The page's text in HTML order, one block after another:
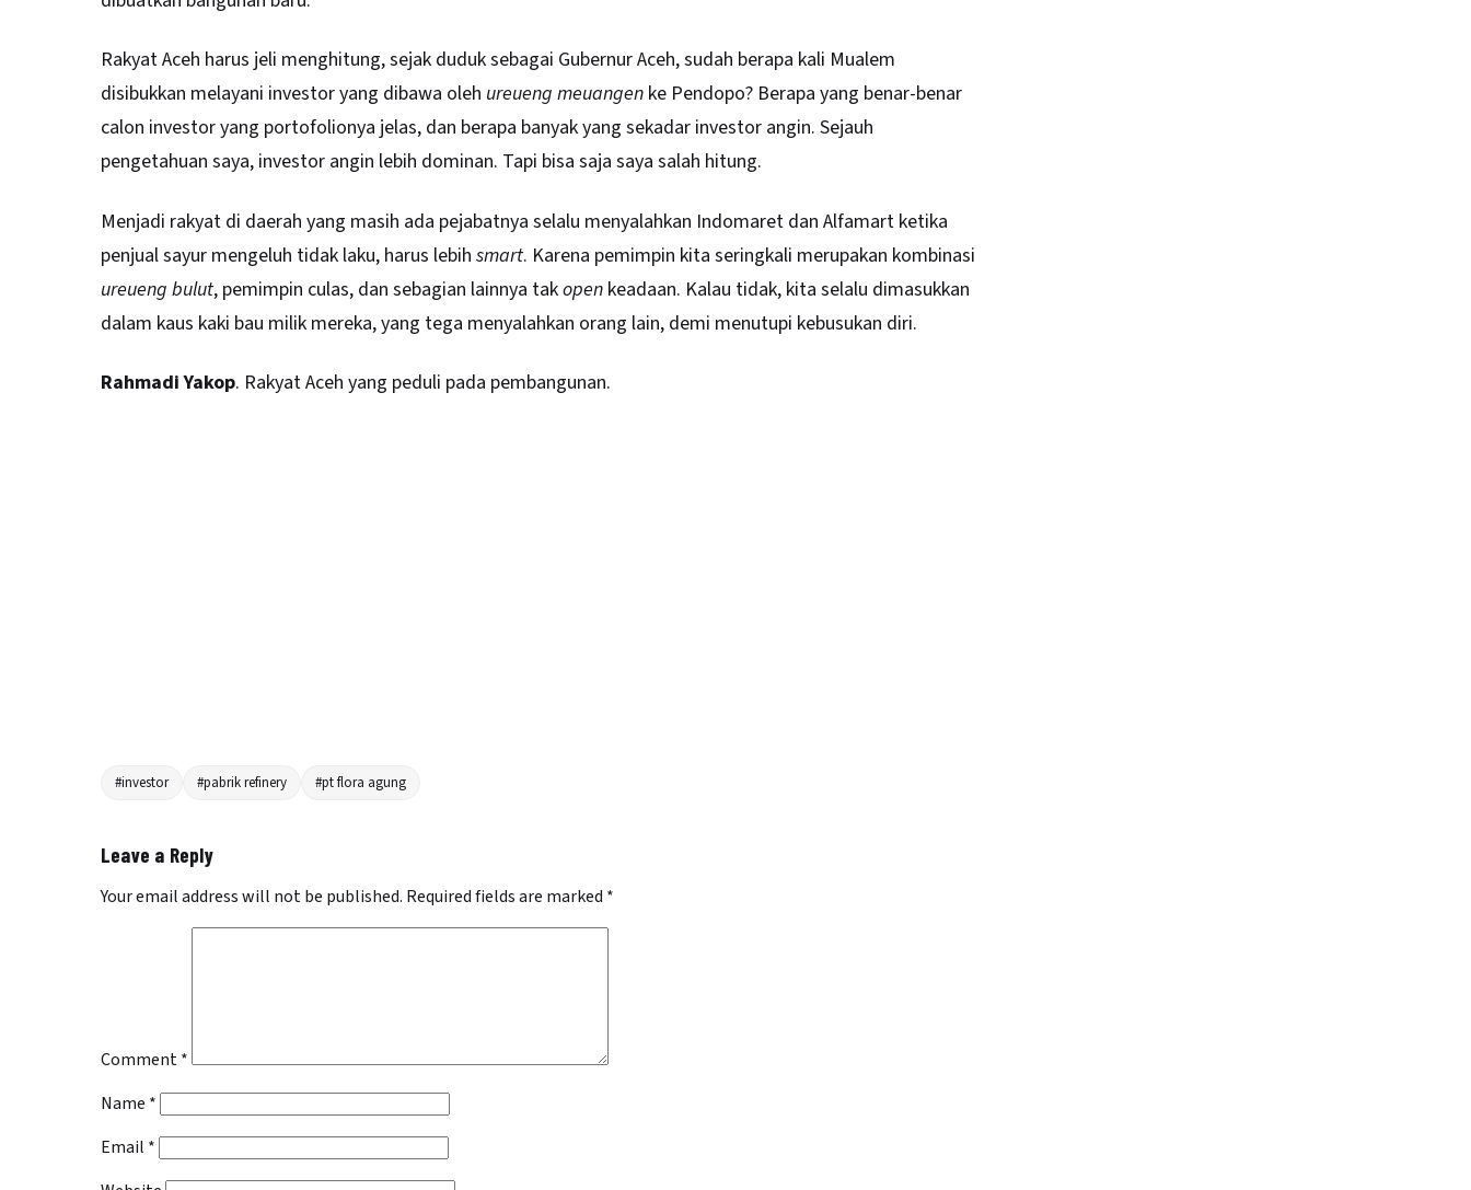
Rakyat Aceh harus jeli menghitung, sejak duduk sebagai Gubernur Aceh, sudah berapa kali Mualem
disibukkan melayani investor yang dibawa oleh ureueng meuangen ke Pendopo? Berapa yang benar-benar
calon investor yang portofolionya jelas, dan berapa banyak yang sekadar investor angin. Sejauh
pengetahuan saya, investor angin lebih dominan. Tapi bisa saja saya salah hitung.
Menjadi rakyat di daerah yang masih ada pejabatnya selalu menyalahkan Indomaret dan Alfamart ketika
penjual sayur mengeluh tidak laku, harus lebih smart. Karena pemimpin kita seringkali merupakan kombinasi
ureueng bulut, pemimpin culas, dan sebagian lainnya takopen keadaan. Kalau tidak, kita selalu dimasukkan
dalam kaus kaki bau milik mereka, yang tega menyalahkan orang lain, demi menutupi kebusukan diri.
Rahmadi Yakop. Rakyat Aceh yang peduli pada pembangunan.
#investor #pabrik refinery #pt flora agung
Leave a Reply
Your email address will not be published. Required fields are marked *
Comment*
Name *
Email *